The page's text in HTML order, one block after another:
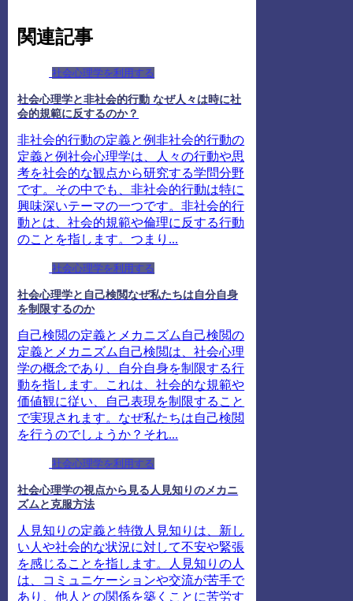
関連記事
社会心理学を利用する
社会心理学と非社会的行動 なぜ人々は時に社
会的規範に反するのか？
非社会的行動の定義と例非社会的行動の
定義と例社会心理学は、人々の行動や思
考を社会的な観点から研究する学問分野
です。その中でも、非社会的行動は特に
興味深いテーマの一つです。非社会的行
動とは、社会的規範や倫理に反する行動
のことを指します。つまり...
社会心理学を利用する
社会心理学と自己検閲なぜ私たちは自分自身
を制限するのか
自己検閲の定義とメカニズム自己検閲の
定義とメカニズム自己検閲は、社会心理
学の概念であり、自分自身を制限する行
動を指します。これは、社会的な規範や
価値観に従い、自己表現を制限すること
で実現されます。なぜ私たちは自己検閲
を行うのでしょうか？それ...
社会心理学を利用する
社会心理学の視点から見る人見知りのメカニ
ズムと克服方法
人見知りの定義と特徴人見知りは、新し
い人や社会的な状況に対して不安や緊張
を感じることを指します。人見知りの人
は、コミュニケーションや交流が苦手で
あり、他人との関係を築くことに苦労す